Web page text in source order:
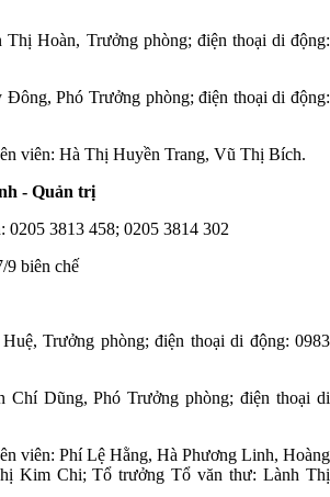
Hoàn, Trưởng phòng; điện thoại di động:
Đông, Phó Trưởng phòng;điện thoại di động:
viên: Hà Thị Huyền Trang, Vũ Thị Bích.
- Quản trị
: 0205 3813 458; 0205 3814 302
/9 biên chế
Trưởng phòng;điện thoại di động: 0983
Chí Dũng, Phó Trưởng phòng;điện thoại di
viên: Phí Lệ Hằng, Hà Phương Linh, Hoàng
Kim Chi; Tổ trưởng Tổ văn thư: Lành Thị